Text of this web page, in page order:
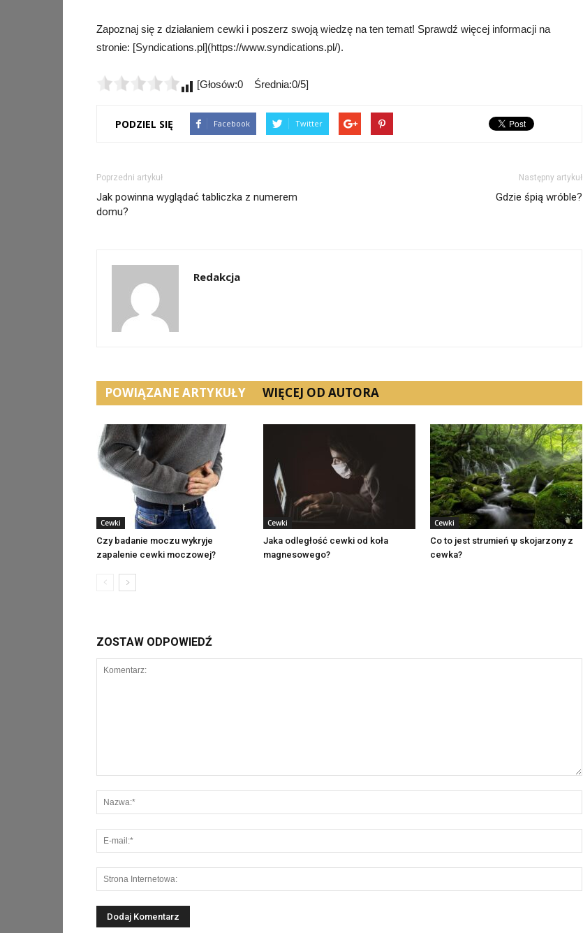
Zapoznaj się z działaniem cewki i poszerz swoją wiedzę na ten temat! Sprawdź więcej informacji na
stronie: [Syndications.pl](https://www.syndications.pl/).
[Głosów:0 Średnia:0/5]
PODZIEL SIĘ Facebook Twitter
Poprzedni artykuł
Jak powinna wyglądać tabliczka z numerem
domu?
Następny artykuł
Gdzie śpią wróble?
Redakcja
POWIĄZANE ARTYKUŁY WIĘCEJ OD AUTORA
Cewki
Czy badanie moczu wykryje
zapalenie cewki moczowej?
Cewki
Jaka odległość cewki od koła
magnesowego?
Cewki
Co to jest strumień ψ skojarzony z
cewka?
ZOSTAW ODPOWIEDŹ